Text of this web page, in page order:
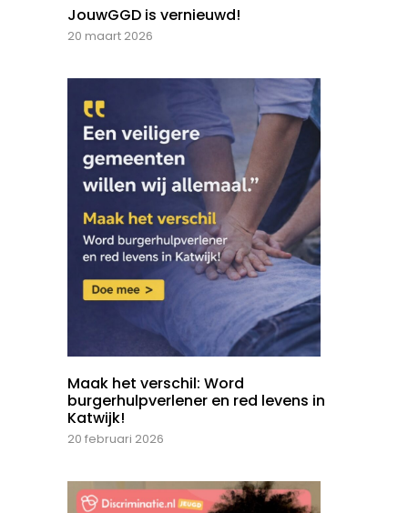
JouwGGD is vernieuwd!
20 maart 2026
Maak het verschil: Word
burgerhulpverlener en red levens in
Katwijk!
20 februari 2026